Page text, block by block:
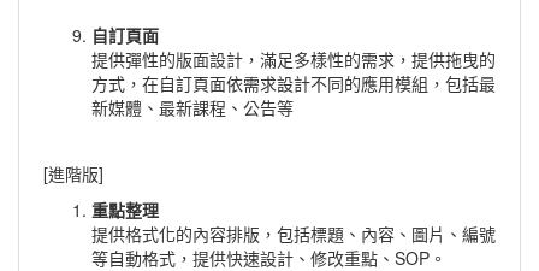
自訂頁面
提供彈性的版面設計，滿足多樣性的需求，提供拖曳的
方式，在自訂頁面依需求設計不同的應用模組，包括最
新媒體、最新課程、公告等
[進階版]
重點整理
提供格式化的內容排版，包括標題、內容、圖片、編號
等自動格式，提供快速設計、修改重點、SOP。